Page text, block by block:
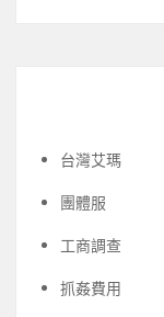
台灣艾瑪
團體服
工商調查
抓姦費用